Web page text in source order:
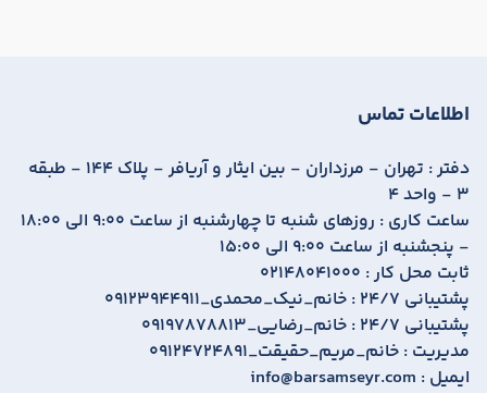
اطلاعات تماس
دفتر :
تهران - مرزداران - بین ایثار و آریافر - پلاک 144 - طبقه
3 - واحد 4
ساعت کاری :
روزهای شنبه تا چهارشنبه از ساعت 9:00 الی 18:00
- پنجشنبه از ساعت 9:00 الی 15:00
ثابت محل کار : 02148041000
پشتیبانی 24/7 :
09123944911_خانم_نیک_محمدی
پشتیبانی 24/7 :
09197878813_خانم_رضایی
مدیریت : 09124724891_خانم_مریم_حقیقت
ایمیل : info@barsamseyr.com